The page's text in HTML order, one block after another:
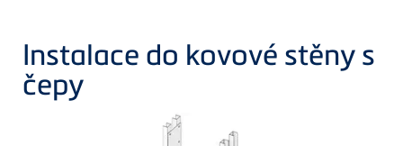
Instalace do kovové stěny s
čepy